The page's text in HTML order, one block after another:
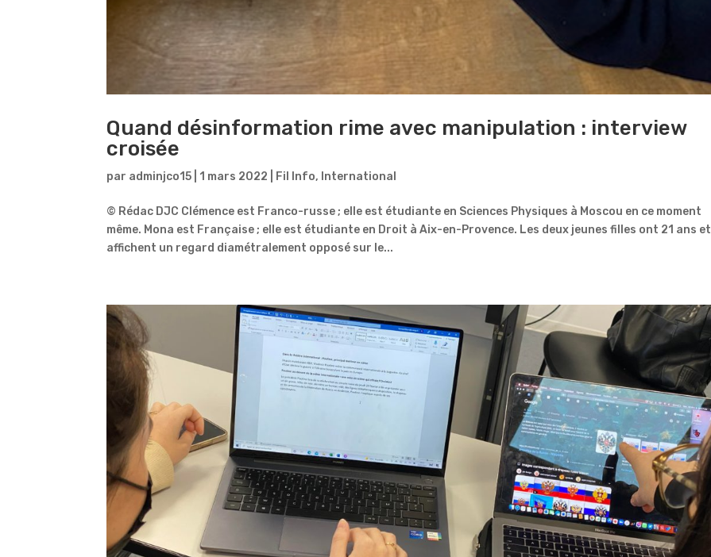
Quand désinformation rime avec manipulation : interview
croisée
par adminjco15 1 mars 2022 Fil Info, International
© Rédac DJC Clémence est Franco-russe ; elle est étudiante en Sciences Physiques à Moscou en ce moment
même. Mona est Française ; elle est étudiante en Droit à Aix-en-Provence. Les deux jeunes filles ont 21 ans et
affichent un regard diamétralement opposé sur le...